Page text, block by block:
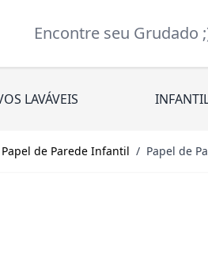
Encontre seu Grudado ;)
LAVÁVEIS
Papel de Parede Infantil / Papel de